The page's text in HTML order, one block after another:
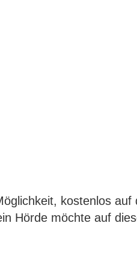
kostenlos auf
Hörde möchte auf